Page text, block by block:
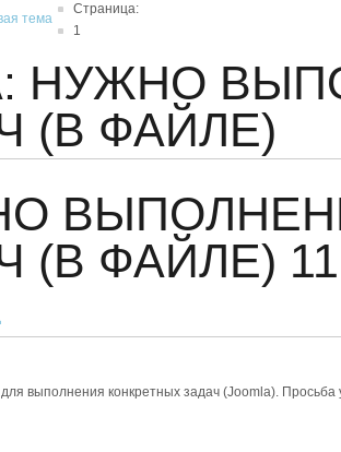
тема
Страница:
1
НУЖНО
(В ФАЙЛЕ)
(В ФАЙЛЕ)
выполнения конкретных задач (Joomla). Просьба